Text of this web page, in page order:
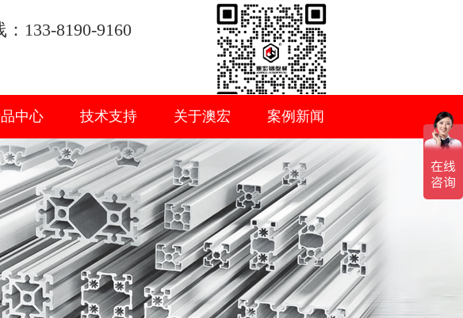
133-8190-9160
中心 技术支持 关于澳宏 案例新闻